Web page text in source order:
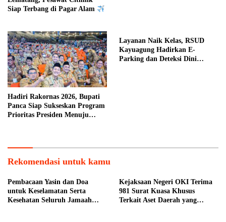
Siap Terbang di Pagar Alam
Hadiri Rakornas 2026, Bupati
Panca Siap Sukseskan Program
Prioritas Presiden Menuju
Layanan Naik Kelas, RSUD
Kayuagung Hadirkan E-
Parking dan Deteksi Dini
Rekomendasi untuk kamu
Pembacaan Yasin dan Doa
untuk Keselamatan Serta
Kesehatan Seluruh Jamaah
Kejaksaan Negeri OKI Terima
981 Surat Kuasa Khusus
Terkait Aset Daerah yang